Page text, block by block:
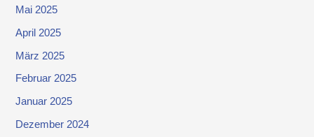
Mai 2025
April 2025
März 2025
Februar 2025
Januar 2025
Dezember 2024